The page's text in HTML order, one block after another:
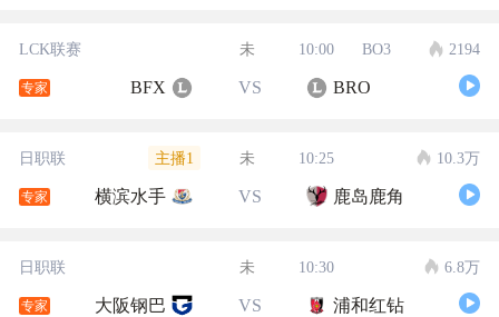
LCK联赛 未 10:00 BO3 2194
专家 BFX VS BRO
日职联 主播1 未 10:25 10.3万
专家 横滨水手 VS 鹿岛鹿角
日职联 未 10:30 6.8万
专家 大阪钢巴 VS 浦和红钻